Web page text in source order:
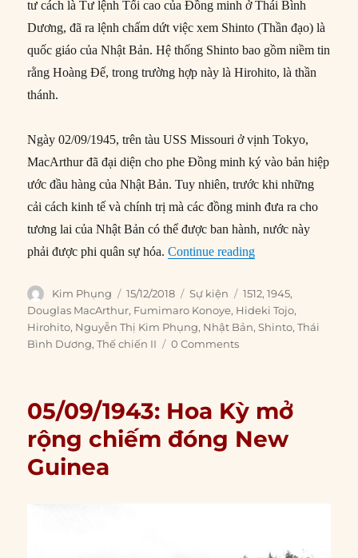
tư cách là Tư lệnh Tối cao của Đồng minh ở Thái Bình
Dương, đã ra lệnh chấm dứt việc xem Shinto (Thần đạo) là
quốc giáo của Nhật Bản. Hệ thống Shinto bao gồm niềm tin
rằng Hoàng Đế, trong trường hợp này là Hirohito, là thần
thánh.
Ngày 02/09/1945, trên tàu USS Missouri ở vịnh Tokyo,
MacArthur đã đại diện cho phe Đồng minh ký vào bản hiệp
ước đầu hàng của Nhật Bản. Tuy nhiên, trước khi những
cải cách kinh tế và chính trị mà các đồng minh đưa ra cho
tương lai của Nhật Bản có thể được ban hành, nước này
phải được phi quân sự hóa.Continue reading“15/12/1945:
Author
Kim Phụng
Posted
on
15/12/2018 Categories
Sự kiện Tags
1512,1945,
Douglas MacArthur, Fumimaro Konoye, Hideki Tojo,
Hirohito, Nguyễn Thị Kim Phụng, Nhật Bản,Shinto,Thái
Bình Dương,Thế chiến II 0 Comments
05/09/1943: Hoa Kỳ mở
rộng chiếm đóng New
Guinea